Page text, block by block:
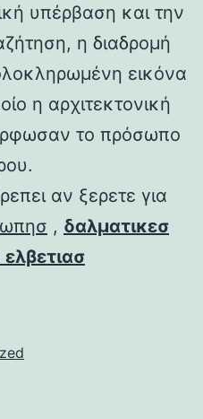
υπέρβαση και την
η διαδρομή
εικόνα
η αρχιτεκτονική
το πρόσωπο
αν ξερετε για
, δαλματικεσ